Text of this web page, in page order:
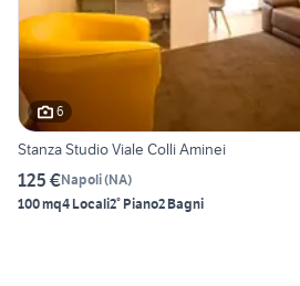
6
Stanza Studio Viale Colli Aminei
125 €Napoli(NA)
100 mq4 Locali2° Piano2 Bagni